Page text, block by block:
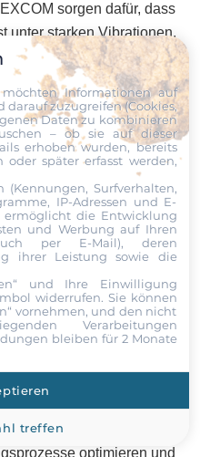
sorgen dafür, dass
unter starken Vibrationen,
und
jederzeit zuverlässig
Konstruktion gewährleistet
unter schwierigen
Systeme moderne NVR-
für hochauflösende
zu einer sicheren
Schutz von Fahrgästen
erleichtern integrierte
und kontinuierliche
kompletter
und über Mobilfunk-
Leitstellen übertragen
optimieren und
Informationen auf
darauf zuzugreifen (Cookies,
Daten zu kombinieren
– ob sie auf dieser
erhoben wurden, bereits
später erfasst werden,
(Kennungen, Surfverhalten,
IP-Adressen und E-
ermöglicht die Entwicklung
und Werbung auf Ihren
per E-Mail), deren
ihrer Leistung sowie die
und Ihre Einwilligung
widerrufen. Sie können
vornehmen, und den nicht
Verarbeitungen
bleiben für 2 Monate
treffen